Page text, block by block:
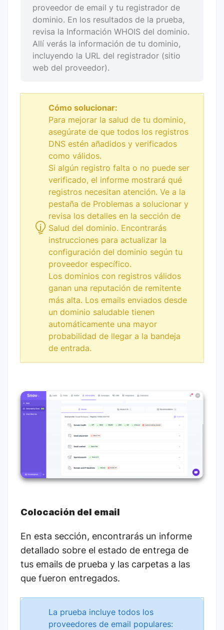
proveedor de email y tu registrador de
dominio. En los resultados de la prueba,
revisa la Información WHOIS del dominio.
Allí verás la información de tu dominio,
incluyendo la URL del registrador (sitio
web del proveedor).
Cómo solucionar:
Para mejorar la salud de tu dominio,
asegúrate de que todos los registros
DNS estén añadidos y verificados
como válidos.
Si algún registro falta o no puede ser
verificado, el informe mostrará qué
registros necesitan atención. Ve a la
pestaña de Problemas a solucionar y
revisa los detalles en la sección de
Salud del dominio. Encontrarás
instrucciones para actualizar la
configuración del dominio según tu
proveedor específico.
Los dominios con registros válidos
ganan una reputación de remitente
más alta. Los emails enviados desde
un dominio saludable tienen
automáticamente una mayor
probabilidad de llegar a la bandeja
de entrada.
Colocación del email
En esta sección, encontrarás un informe
detallado sobre el estado de entrega de
tus emails de prueba y las carpetas a las
que fueron entregados.
La prueba incluye todos los
proveedores de email populares: